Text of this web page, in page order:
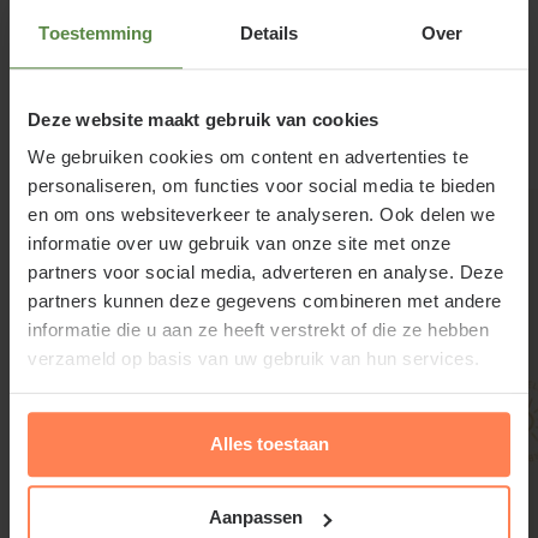
Toestemming Details Over
Deze website maakt gebruik van cookies
We gebruiken cookies om content en advertenties te
personaliseren, om functies voor social media te bieden
en om ons websiteverkeer te analyseren. Ook delen we
informatie over uw gebruik van onze site met onze
partners voor social media, adverteren en analyse. Deze
partners kunnen deze gegevens combineren met andere
informatie die u aan ze heeft verstrekt of die ze hebben
verzameld op basis van uw gebruik van hun services.
Alles toestaan
Aanpassen
gedijt zelfs op een arme bodem. Gebruik tijdens het
de wortels in het plantgat gedaan worden.
Morus alba 'Fruitless' snoeien en
onderhouden
De moerbei verdraagt stevige snoei. De beste
snoeitijd valt tussen juni en september. Zoals
U kunt met bamboestokken een horizontaal scherm
in de boom maken waarover u de takken uit kunt
leiden. Ook zonder rek groeit de boom van nature al
Gerelateerde producten